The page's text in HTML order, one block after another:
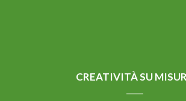
CREATIVITÀ SU